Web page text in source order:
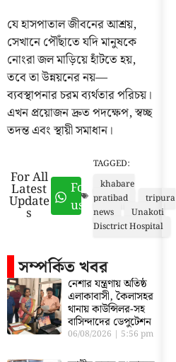
যে হাসপাতাল জীবনের আশ্রয়,
সেখানে পৌঁছাতে যদি মানুষকে
নোংরা জল মাড়িয়ে হাঁটতে হয়,
তবে তা উন্নয়নের নয়—
ব্যবস্থাপনার চরম ব্যর্থতার পরিচয়।
এখন প্রয়োজন দ্রুত পদক্ষেপ, স্বচ্ছ
তদন্ত এবং স্থায়ী সমাধান।
For All
Latest
Update
s
Follow
us
TAGGED:
khabare
pratibad
tripura
news
Unakoti
Disctrict Hospital
সম্পর্কিত খবর
নেশার যন্ত্রণায় অতিষ্ঠ
এলাকাবাসী, কৈলাসহর
থানায় কাউন্সিলর-সহ
বাসিন্দাদের ডেপুটেশন
06/08/2026 5:56 pm